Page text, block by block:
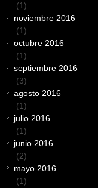
(1)
noviembre 2016
(1)
octubre 2016
(1)
septiembre 2016
(3)
agosto 2016
(1)
julio 2016
(1)
junio 2016
(2)
mayo 2016
(1)